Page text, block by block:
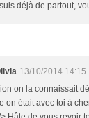
déjà de partout,
13/10/2014 14:15
on la connaissait
on était avec toi à